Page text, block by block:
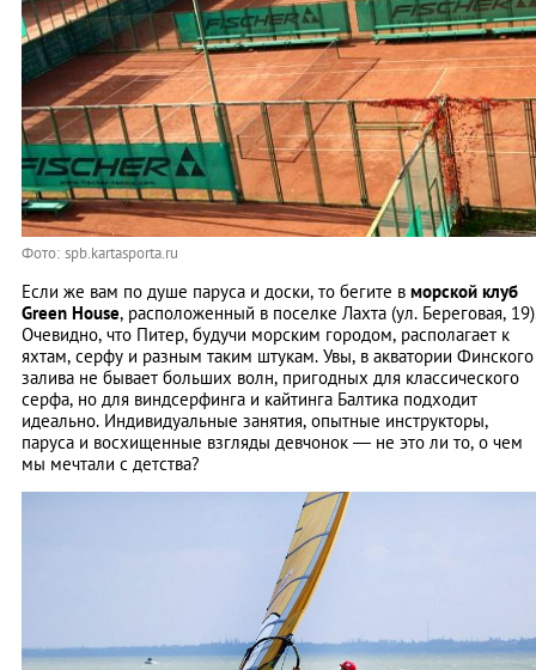
Фото: spb.kartasporta.ru
Если же вам по душе паруса и доски, то бегите в морской клуб
Green House, расположенный в поселке Лахта (ул. Береговая,
Очевидно, что Питер, будучи морским городом, располагает к
яхтам, серфу и разным таким штукам. Увы, в акватории Финского
залива не бывает больших волн, пригодных для классического
серфа, но для виндсерфинга и кайтинга Балтика подходит
идеально. Индивидуальные занятия, опытные инструкторы,
паруса и восхищенные взгляды девчонок — не это ли то, о чем
мы мечтали с детства?